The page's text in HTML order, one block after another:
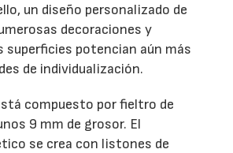
un diseño personalizado de
decoraciones y
superficies potencian aún más
de individualización.
compuesto por fieltro de
9 mm de grosor. El
se crea con listones de